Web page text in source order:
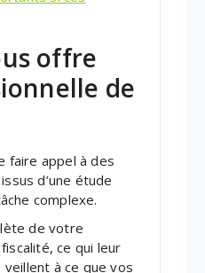
offre
de
faire appel à des
d’une étude
complexe.
de votre
ce qui leur
à ce que vos